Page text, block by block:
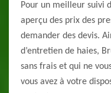
Pour un meilleur suivi
aperçu des prix des
demander des devis.
d’entretien de haies,
sans frais et qui ne
vous avez à votre